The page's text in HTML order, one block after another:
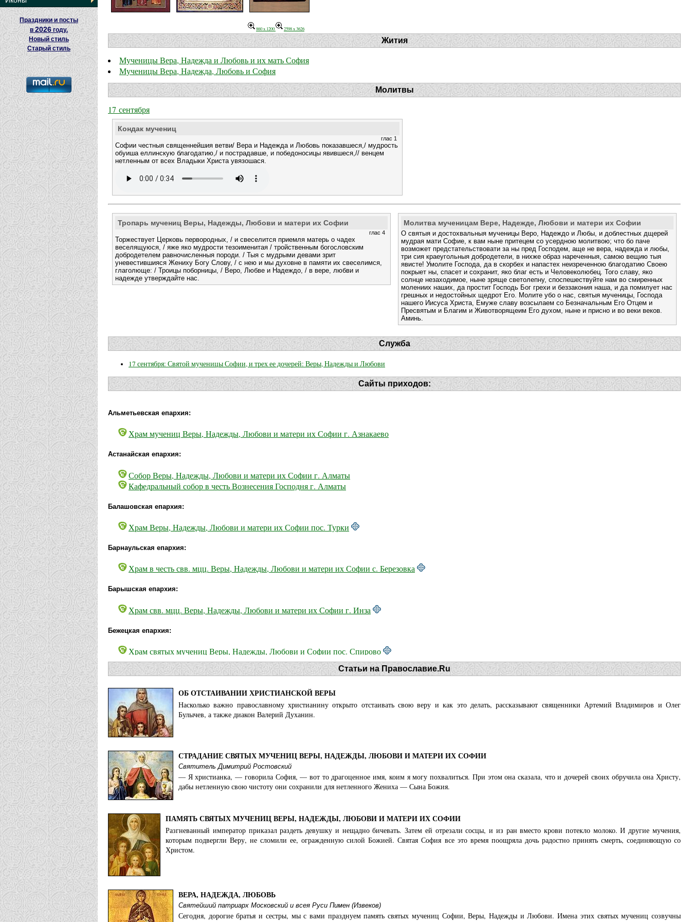
Праздники и посты
в2026 году.
Новый стиль
Старый стиль
860 x 1200 2598 x 3626
Жития
Мученицы Вера, Надежда и Любовь и их мать София
Мученицы Вера, Надежда, Любовь и София
Молитвы
17 сентября
Кондак мучениц
глас 1
Софии честныя священнейшия ветви/ Вера и Надежда и Любовь показавшеся,/ мудрость
обуиша еллинскую благодатию,/ и пострадавше, и победоносицы явившеся,// венцем
нетленным от всех Владыки Христа увязошася.
Тропарь мучениц Веры, Надежды, Любови и матери их Софии
глас 4
Торжествует Церковь первородных, / и свеселится приемля матерь о чадех
веселящуюся, / яже яко мудрости тезоименитая / тройственным богословским
добродетелем равночисленныя породи. / Тыя с мудрыми девами зрит
уневестившияся Жениху Богу Слову, / с нею и мы духовне в памяти их свеселимся,
глаголюще: / Троицы поборницы, / Веро, Любве и Надеждо, / в вере, любви и
надежде утверждайте нас.
Молитва мученицам Вере, Надежде, Любови и матери их Софии
О святыя и достохвальныя мученицы Веро, Надеждо и Любы, и доблестных дщерей
мудрая мати Софие, к вам ныне притецем со усердною молитвою; что бо паче
возможет предстательствовати за ны пред Господем, аще не вера, надежда и любы,
три сия краеугольныя добродетели, в нихже образ нареченныя, самою вещию тыя
явисте! Умолите Господа, да в скорбех и напастех неизреченною благодатию Своею
покрыет ны, спасет и сохранит, яко благ есть и Человеколюбец. Того славу, яко
солнце незаходимое, ныне зряще светолепну, споспешествуйте нам во смиренных
молениих наших, да простит Господь Бог грехи и беззакония наша, и да помилует нас
грешных и недостойных щедрот Его. Молите убо о нас, святыя мученицы, Господа
нашего Иисуса Христа, Емуже славу возсылаем со Безначальным Его Отцем и
Пресвятым и Благим и Животворящеим Его духом, ныне и присно и во веки веков.
Аминь.
Служба
17 сентября: Святой мученицы Софии, и трех ее дочерей: Веры, Надежды и Любови
Сайты приходов:
Альметьевская епархия:
Храм мучениц Веры, Надежды, Любови и матери их Софии г. Азнакаево
Астанайская епархия:
Собор Веры, Надежды, Любови и матери их Софии г. Алматы
Кафедральный собор в честь Вознесения Господня г. Алматы
Балашовская епархия:
Храм Веры, Надежды, Любови и матери их Софии пос. Турки
Барнаульская епархия:
Храм в честь свв. мцц. Веры, Надежды, Любови и матери их Софии с. Березовка
Барышская епархия:
Храм свв. мцц. Веры, Надежды, Любови и матери их Софии г. Инза
Бежецкая епархия:
Храм святых мучениц Веры, Надежды, Любови и Софии пос. Спирово
Белгородская епархия:
Храмовый комплекс во имя святых мучениц Веры, Надежды, Любови и матери их Софии г. Белгород
Белевская епархия:
Храм Софии, Веры, Надежды и Любови пос. Новогуровский
Берлинская и Германская епархия (РПЦЗ):
Храм свв. мцц. Веры, Надежды, Любови и матери их Софии г. Этринген
Биробиджанская епархия:
Храм во имя св. мучениц Веры, Надежды, Любови и матери их Софии с. Валдгейм
Благовещенская и Тындинская епархия:
Храм мцц. Веры, Надежды, Любови и матери их Софии г. Благовещенск
Храм мучениц Веры, Надежды, Любови и матери их Софии пос. Серышево
Брянская епархия:
Храм Веры, Надежды, Любови и матери их Софии пос. Синезерки
Статьи на Православие.Ru
ОБ ОТСТАИВАНИИ ХРИСТИАНСКОЙ ВЕРЫ
Насколько важно православному христианину открыто отстаивать свою веру и как это делать, рассказывают священники Артемий Владимиров и Олег
Булычев, а также диакон Валерий Духанин.
СТРАДАНИЕ СВЯТЫХ МУЧЕНИЦ ВЕРЫ, НАДЕЖДЫ, ЛЮБОВИ И МАТЕРИ ИХ СОФИИ
Святитель Димитрий Ростовский
— Я христианка, — говорила София, — вот то драгоценное имя, коим я могу похвалиться. При этом она сказала, что и дочерей своих обручила она Христу,
дабы нетленную свою чистоту они сохранили для нетленного Жениха — Сына Божия.
ПАМЯТЬ СВЯТЫХ МУЧЕНИЦ ВЕРЫ, НАДЕЖДЫ, ЛЮБОВИ И МАТЕРИ ИХ СОФИИ
Разгневанный император приказал раздеть девушку и нещадно бичевать. Затем ей отрезали сосцы, и из ран вместо крови потекло молоко. И другие мучения,
которым подвергли Веру, не сломили ее, огражденную силой Божией. Святая София все это время поощряла дочь радостно принять смерть, соединяющую со
Христом.
ВЕРА, НАДЕЖДА, ЛЮБОВЬ
Святейший патриарх Московский и всея Руси Пимен (Извеков)
Сегодня, дорогие братья и сестры, мы с вами празднуем память святых мучениц Софии, Веры, Надежды и Любови. Имена этих святых мучениц созвучны